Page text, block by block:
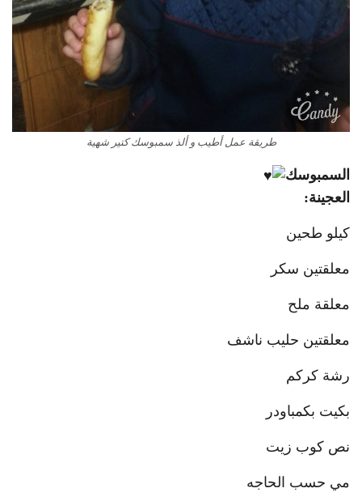
طريقة عمل أطيب و ألذ سمبوسك كتير شهية
السمبوسك
العجينة:
كيلو طحين
معلقتين سكر
معلقة ملح
معلقتين حليب ناشف
رشة كركم
بكيت بكمباودر
نص كوب زيت
مي حسب الحاجه